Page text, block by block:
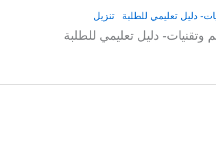
دليل تعليمي للطلبة تنزيل
وتقنيات- دليل تعليمي للطلبة